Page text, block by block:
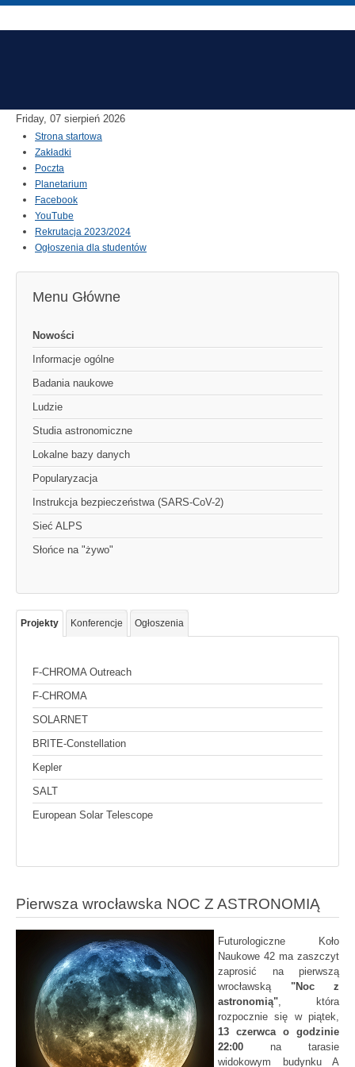
Friday, 07 sierpień 2026
Strona startowa
Zakładki
Poczta
Planetarium
Facebook
YouTube
Rekrutacja 2023/2024
Ogłoszenia dla studentów
Menu Główne
Nowości
Informacje ogólne
Badania naukowe
Ludzie
Studia astronomiczne
Lokalne bazy danych
Popularyzacja
Instrukcja bezpieczeństwa (SARS-CoV-2)
Sieć ALPS
Słońce na "żywo"
Projekty Konferencje Ogłoszenia
F-CHROMA Outreach
F-CHROMA
SOLARNET
BRITE-Constellation
Kepler
SALT
European Solar Telescope
Pierwsza wrocławska NOC Z ASTRONOMIĄ
Futurologiczne Koło
Naukowe 42 ma zaszczyt
zaprosić na pierwszą
wrocławską "Noc z
astronomią" , która
rozpocznie się w piątek,
13 czerwca o godzinie
22:00 na tarasie
widokowym budynku A